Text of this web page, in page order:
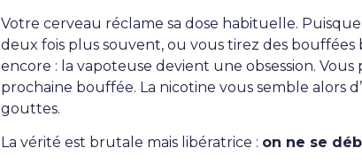
Votre cerveau réclame sa dose habituelle.
deux fois plus souvent, ou vous tirez des
encore : la vapoteuse devient une obsession.
prochaine bouffée. La nicotine vous semble alors
gouttes.
La vérité est brutale mais libératrice : on ne se